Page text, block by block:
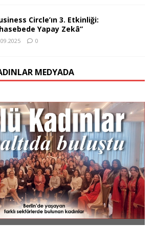
Circle’ın 3. Etkinliği:
Yapay Zekâ”
0
MEDYADA